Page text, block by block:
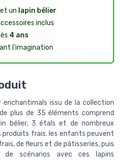
et un lapin bélier
inclus
4 ans
l'imagination
issu de la collection
plus de 35 éléments comprend
bélier, 3 étals et de nombreux
produits frais. les enfants peuvent
de fleurs et de pâtisseries, puis
de scénarios avec ces lapins